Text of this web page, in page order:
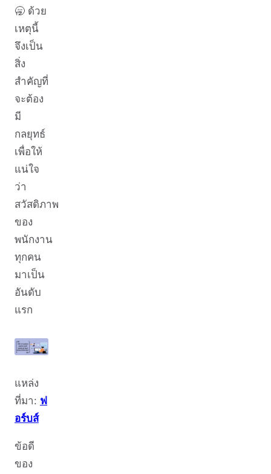
🥱 ด้วย
เหตุนี้
จึงเป็น
สิ่ง
สำคัญที่
จะต้อง
มี
กลยุทธ์
เพื่อให้
แน่ใจ
ว่า
สวัสดิภาพ
ของ
พนักงาน
ทุกคน
มาเป็น
อันดับ
แรก
แหล่ง
ที่มา: ฟ
อร์บส์
ข้อดี
ของ